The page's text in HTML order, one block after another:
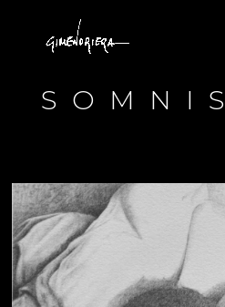
SOMNIS